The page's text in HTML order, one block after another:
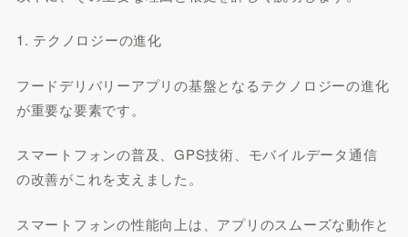
1. テクノロジーの進化
フードデリバリーアプリの基盤となるテクノロジーの進化
が重要な要素です。
スマートフォンの普及、GPS技術、モバイルデータ通信
の改善がこれを支えました。
スマートフォンの性能向上は、アプリのスムーズな動作と